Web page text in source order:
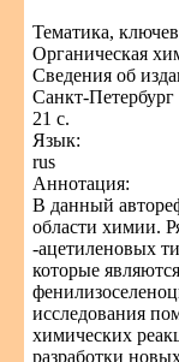
Тематика,
Органическая
Сведения об
Санкт-Петербург
21 с.
Язык:
rus
Аннотация:
В данный
области химии.
-ацетиленовых
которые
исследования
химических
разработки